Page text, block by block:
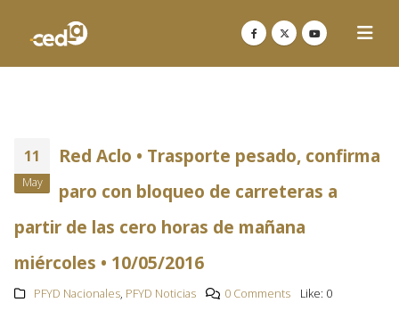
11
May
Red Aclo • Trasporte pesado, confirma
paro con bloqueo de carreteras a
partir de las cero horas de mañana
miércoles • 10/05/2016
PFYD Nacionales, PFYD Noticias 0 Comments Like: 0